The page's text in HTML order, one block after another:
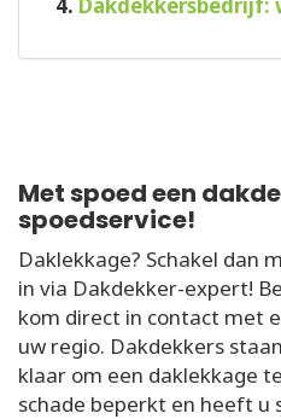
Met spoed een
spoedservice!
Daklekkage? Schakel dan
in via Dakdekker-expert!
kom direct in contact met
uw regio. Dakdekkers
klaar om een daklekkage
schade beperkt en heeft u